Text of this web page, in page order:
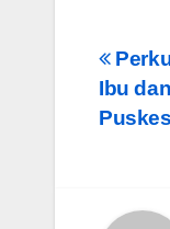
Ibu